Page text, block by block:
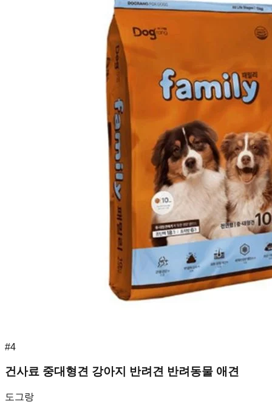
#4
건사료 중대형견 강아지 반려견 반려동물 애견
도그랑